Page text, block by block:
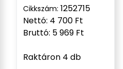
Cikkszám: 1252715
Nettó: 4 700 Ft
Bruttó: 5 969 Ft
Raktáron 4 db